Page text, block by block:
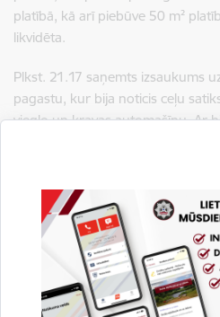
platībā, kā arī piebūve 50 m²
likvidēta.
Plkst. 21.17 saņemts izsaukums
pagastu, kur bija noticis ceļu
vieglo un kravas automašīnu. Ar
vietā noslēdzās.
Plkst. 21.36 ugunsdzēsēji glābēji
kur piecstāvu dzīvojamās mājas
30 m² platībā. Pirms VUGD
cilvēki. Ugunsdzēsēji glābēji